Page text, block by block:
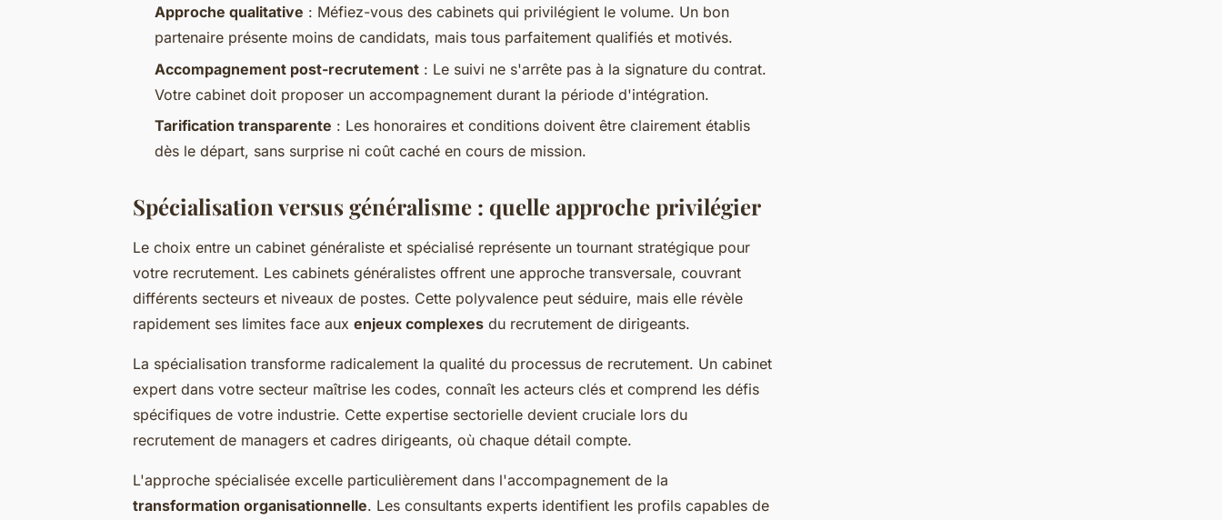
Approche qualitative : Méfiez-vous des cabinets qui privilégient le volume. Un bon
partenaire présente moins de candidats, mais tous parfaitement qualifiés et motivés.
Accompagnement post-recrutement : Le suivi ne s'arrête pas à la signature du contrat.
Votre cabinet doit proposer un accompagnement durant la période d'intégration.
Tarification transparente : Les honoraires et conditions doivent être clairement établis
dès le départ, sans surprise ni coût caché en cours de mission.
Spécialisation versus généralisme : quelle approche privilégier
Le choix entre un cabinet généraliste et spécialisé représente un tournant stratégique pour
votre recrutement. Les cabinets généralistes offrent une approche transversale, couvrant
différents secteurs et niveaux de postes. Cette polyvalence peut séduire, mais elle révèle
rapidement ses limites face aux enjeux complexes du recrutement de dirigeants.
La spécialisation transforme radicalement la qualité du processus de recrutement. Un cabinet
expert dans votre secteur maîtrise les codes, connaît les acteurs clés et comprend les défis
spécifiques de votre industrie. Cette expertise sectorielle devient cruciale lors du
recrutement de managers et cadres dirigeants, où chaque détail compte.
L'approche spécialisée excelle particulièrement dans l'accompagnement de la
transformation organisationnelle. Les consultants experts identifient les profils capables de